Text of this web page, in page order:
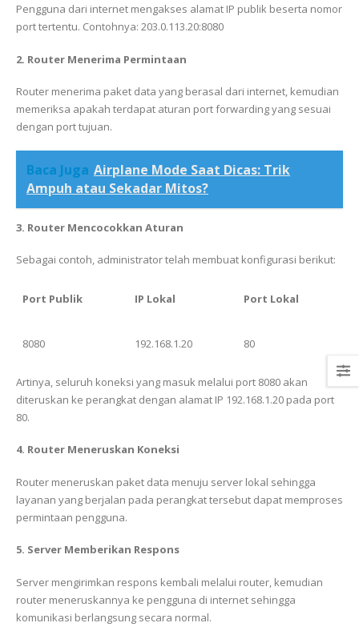
Pengguna dari internet mengakses alamat IP publik beserta nomor
port tertentu. Contohnya: 203.0.113.20:8080
2. Router Menerima Permintaan
Router menerima paket data yang berasal dari internet, kemudian
memeriksa apakah terdapat aturan port forwarding yang sesuai
dengan port tujuan.
Baca Juga Airplane Mode Saat Dicas: Trik
Ampuh atau Sekadar Mitos?
3. Router Mencocokkan Aturan
Sebagai contoh, administrator telah membuat konfigurasi berikut:
Port Publik IP Lokal Port Lokal
8080 192.168.1.20 80
Artinya, seluruh koneksi yang masuk melalui port 8080 akan
diteruskan ke perangkat dengan alamat IP 192.168.1.20 pada port
80.
4. Router Meneruskan Koneksi
Router meneruskan paket data menuju server lokal sehingga
layanan yang berjalan pada perangkat tersebut dapat memproses
permintaan pengguna.
5. Server Memberikan Respons
Server mengirimkan respons kembali melalui router, kemudian
router meneruskannya ke pengguna di internet sehingga
komunikasi berlangsung secara normal.